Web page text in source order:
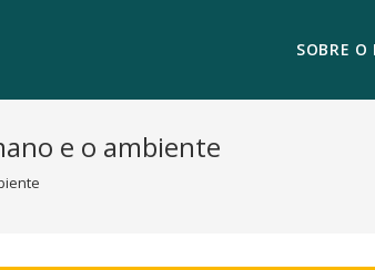
SOBRE O
e o ambiente